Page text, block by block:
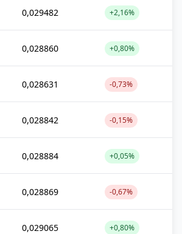
0,029482 +2,16%
0,028860 +0,80%
0,028631 -0,73%
0,028842 -0,15%
0,028884 +0,05%
0,028869 -0,67%
0,029065 +0,80%